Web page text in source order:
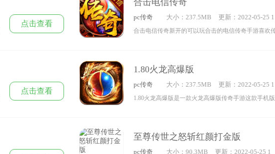
也是相当方便惊喜不断玩家可以体验到英雄合击独特的
魂养成系统可以帮助用户轻松提升战斗力收集坐骑也是
当方便快速升级本游戏上还有相当爽的打孔功能收集
血战斗，喜欢的就来下载畅玩吧。
点击查看
合击电信传奇
pc传奇 大小：237.5MB
更新：2022-05-25 1
7:17:58
合击电信传奇新开的可以玩合击的电信传奇手游喜欢
中带给你，电信用户也能完美畅连，并且新人登陆达到
定天数还有时装可以领取。
点击查看
1.80火龙高爆版
pc传奇 大小：237.5MB
更新：2022-05-25 1
6:23:59
1.80火龙高爆版是一款火龙高爆版传奇手游这款手机
来下载试试吧。
至尊传世之怒斩红颜打金版
pc传奇 大小：90.3MB
更新：2022-05-25 1